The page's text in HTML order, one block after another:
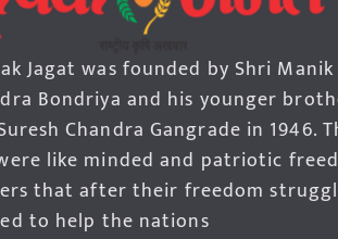
Jagat was founded by Shri Manik
Bondriya and his younger
Chandra Gangrade in 1946.
like minded and patriotic
that after their freedom
to help the nations